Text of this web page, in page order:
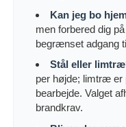
Kan jeg bo
men forbered dig
begrænset adgang
Stål eller
per højde; limtræ
bearbejde. Valget
brandkrav.